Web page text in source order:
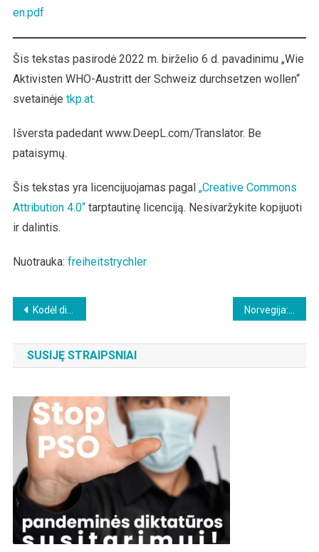
en.pdf
Šis tekstas pasirodė 2022 m. birželio 6 d. pavadinimu „Wie
Aktivisten WHO-Austritt der Schweiz durchsetzen wollen“
svetainėje tkp.at.
Išversta padedant www.DeepL.com/Translator. Be
pataisymų.
Šis tekstas yra licencijuojamas pagal „Creative Commons
Attribution 4.0“tarptautinę licenciją. Nesivaržykite kopijuoti
ir dalintis.
Nuotrauka: freiheitstrychler
Beitragsnavigation
Kodėl didelis vakcinacijos lygis lemia didelį kovidų skaičių
SUSIJĘ STRAIPSNIAI